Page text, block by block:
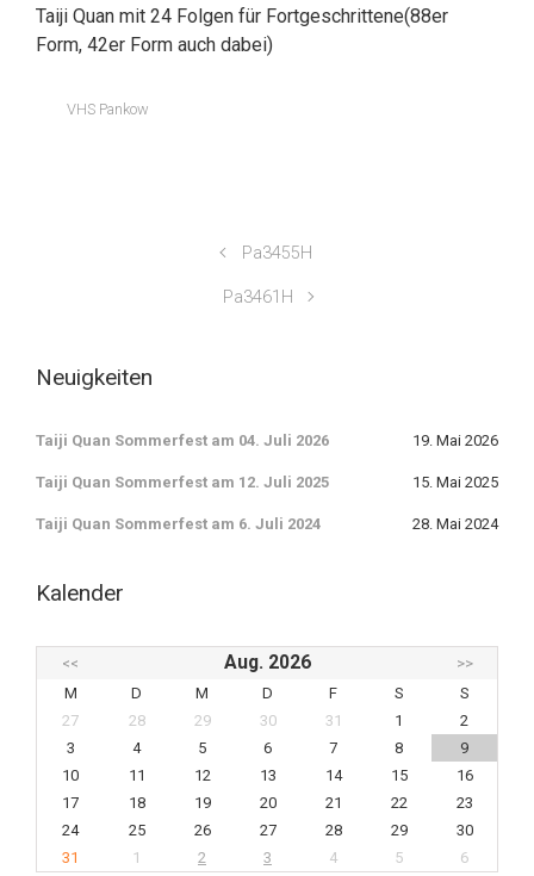
Taiji Quan mit 24 Folgen für Fortgeschrittene(88er
Form, 42er Form auch dabei)
VHS Pankow
Pa3455H
Pa3461H
Neuigkeiten
Taiji Quan Sommerfest am 04. Juli 2026 19. Mai 2026
Taiji Quan Sommerfest am 12. Juli 2025 15. Mai 2025
Taiji Quan Sommerfest am 6. Juli 2024 28. Mai 2024
Kalender
<< Aug. 2026
>>
M
D M D F S
S
27
28 29 30 31 1
2
3
4 5 6 7 8
9
10
11 12 13 14 15
16
17
18 19 20 21 22
23
24
25 26 27 28 29
30
31
1 2 3 4 5
6